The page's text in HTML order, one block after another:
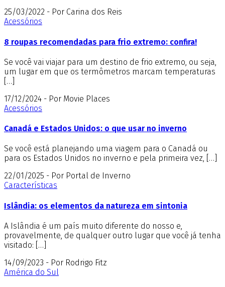
25/03/2022 - Por Carina dos Reis
Acessórios
8 roupas recomendadas para frio extremo: confira!
Se você vai viajar para um destino de frio extremo, ou seja,
um lugar em que os termômetros marcam temperaturas
[…]
17/12/2024 - Por Movie Places
Acessórios
Canadá e Estados Unidos: o que usar no inverno
Se você está planejando uma viagem para o Canadá ou
para os Estados Unidos no inverno e pela primeira vez, […]
22/01/2025 - Por Portal de Inverno
Características
Islândia: os elementos da natureza em sintonia
A Islândia é um país muito diferente do nosso e,
provavelmente, de qualquer outro lugar que você já tenha
visitado: […]
14/09/2023 - Por Rodrigo Fitz
América do Sul